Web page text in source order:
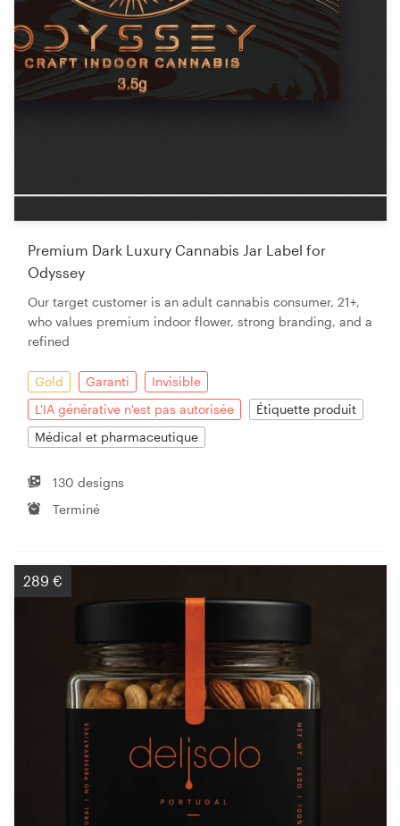
Premium Dark Luxury Cannabis Jar Label for
Odyssey
Our target customer is an adult cannabis consumer, 21+,
who values premium indoor flower, strong branding, and a
refined
Gold Garanti
Invisible
L'IA générative n'est pas autorisée
Étiquette produit
Médical et pharmaceutique
130 designs
Terminé
289 €